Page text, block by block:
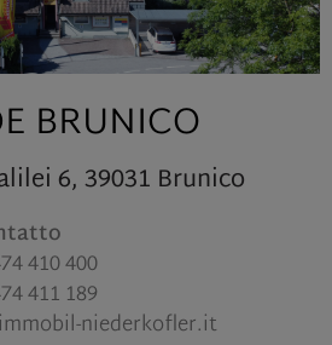
BRUNICO
6, 39031 Brunico
410 400
411 189
niederkofler.it